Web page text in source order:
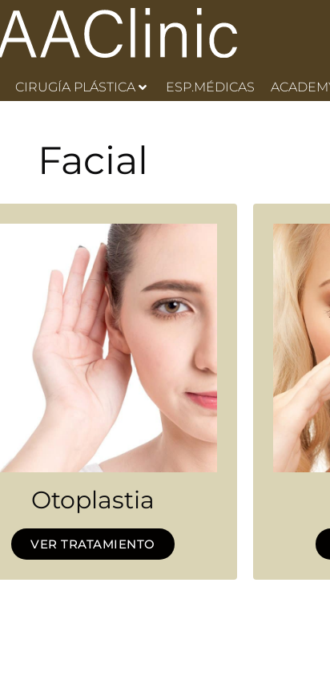
CIRUGÍA PLÁSTICA ESP.MÉDICAS
Facial
Otoplastia
VER TRATAMIENTO